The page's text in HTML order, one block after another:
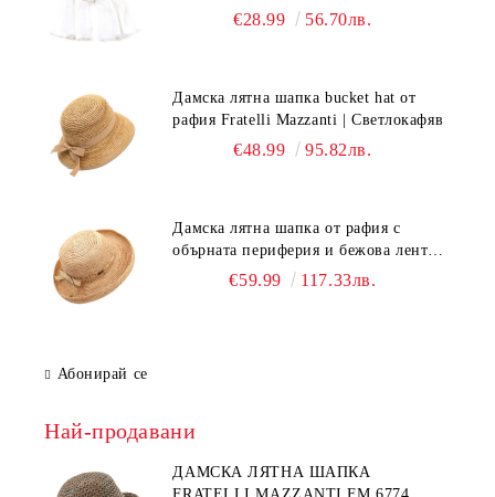
€28.99 56.70лв.
Дамска лятна шапка bucket hat от
рафия Fratelli Mazzanti | Светлокафяв
€48.99 95.82лв.
Дамска лятна шапка от рафия с
обърната периферия и бежова лента
Fratelli Mazzanti | Натурален
€59.99 117.33лв.
Абонирай се
Най-продавани
ДАМСКА ЛЯТНА ШАПКА